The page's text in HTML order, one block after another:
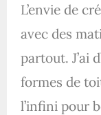
L’envie de
avec des
partout. J’ai
formes de
l’infini pour